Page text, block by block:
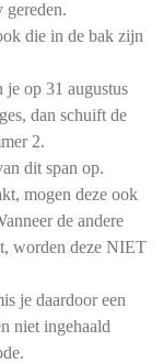
die in de bak zijn
je op 31 augustus
dan schuift de
2.
dit span op.
mogen deze ook
de andere
worden deze NIET
je daardoor een
niet ingehaald